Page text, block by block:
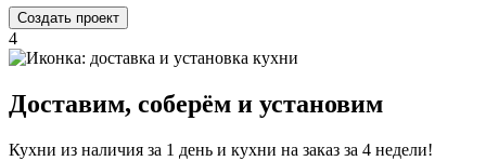
Создать проект
4
Доставим, соберём и установим
Кухни из наличия за 1 день и кухни на заказ за 4 недели!